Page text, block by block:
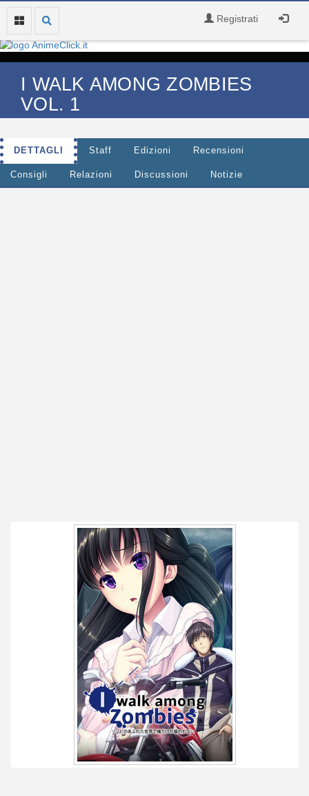
Registrati
I WALK AMONG ZOMBIES
VOL. 1
DETTAGLI Staff Edizioni Recensioni
Consigli Relazioni Discussioni Notizie